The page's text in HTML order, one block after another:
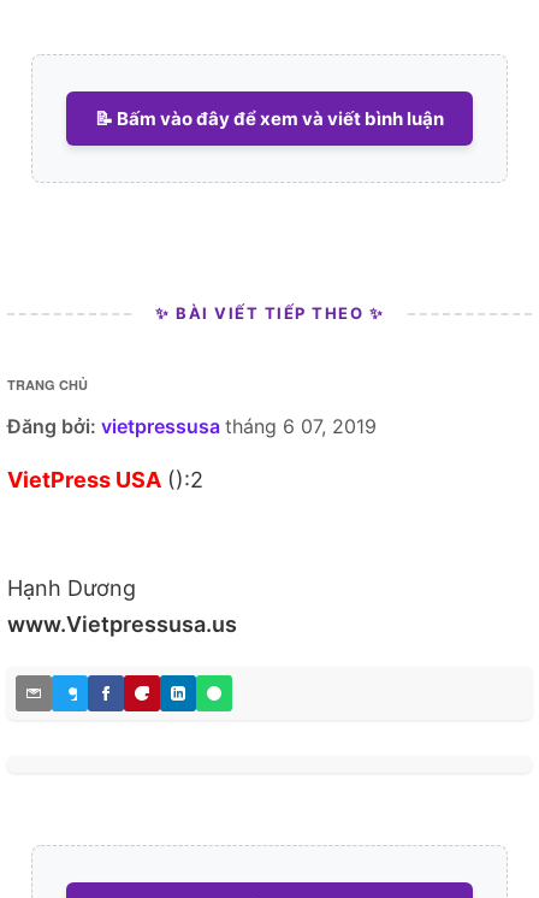
📝 Bấm vào đây để xem và viết bình luận
✨ BÀI VIẾT TIẾP THEO ✨
TRANG CHỦ
Đăng bởi: vietpressusa tháng 6 07, 2019
VietPress USA ():2
Hạnh Dương
www.Vietpressusa.us